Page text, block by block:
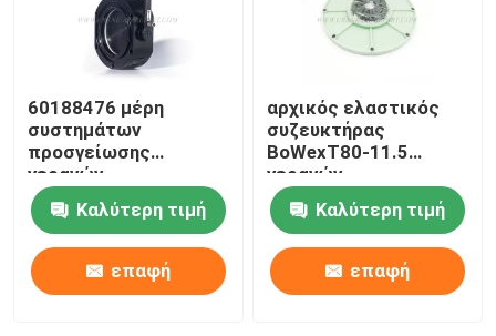
60188476 μέρη
συστημάτων
προσγείωσης
γερανών
μεταστρέφουν με το
χέρι τη βαλβίδα
αντιστροφής για
SANY JZF80FD
Καλύτερη τιμή
επαφή
αρχικός ελαστικός
συζευκτήρας
BoWexT80-11.5
γερανών
B221701000144 SANY
Καλύτερη τιμή
επαφή